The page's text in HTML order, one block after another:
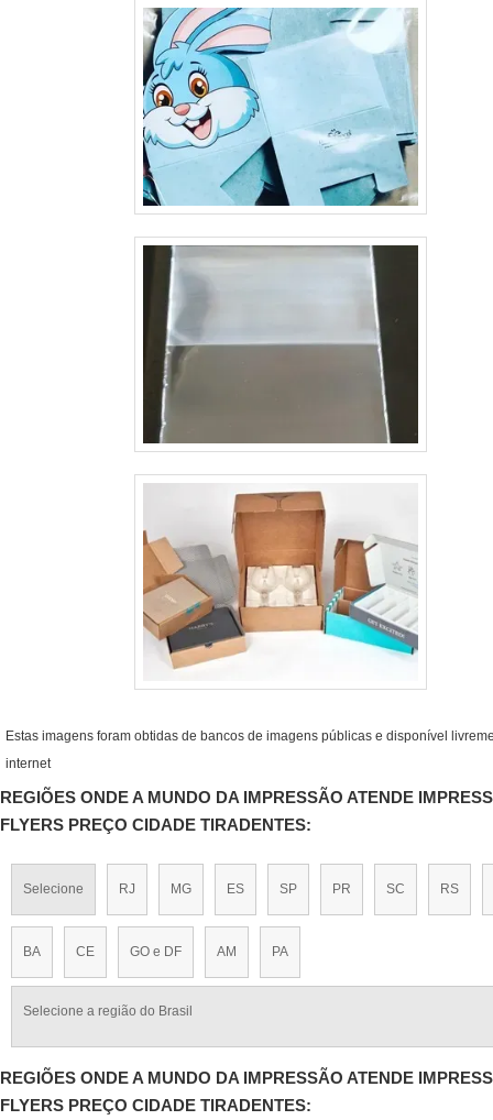
Estas imagens foram obtidas de bancos de imagens públicas e disponível
internet
REGIÕES ONDE A MUNDO DA IMPRESSÃO ATENDE
FLYERS PREÇO CIDADE TIRADENTES:
Selecione RJ MG ES SP PR SC RS
BA CE GO e DF AM PA
Selecione a região do Brasil
REGIÕES ONDE A MUNDO DA IMPRESSÃO ATENDE
FLYERS PREÇO CIDADE TIRADENTES: